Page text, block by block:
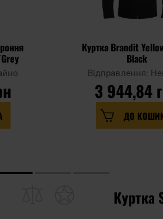
Куртка Brandit
Black
Відправлення:
3 944,84
ДО
Куртка